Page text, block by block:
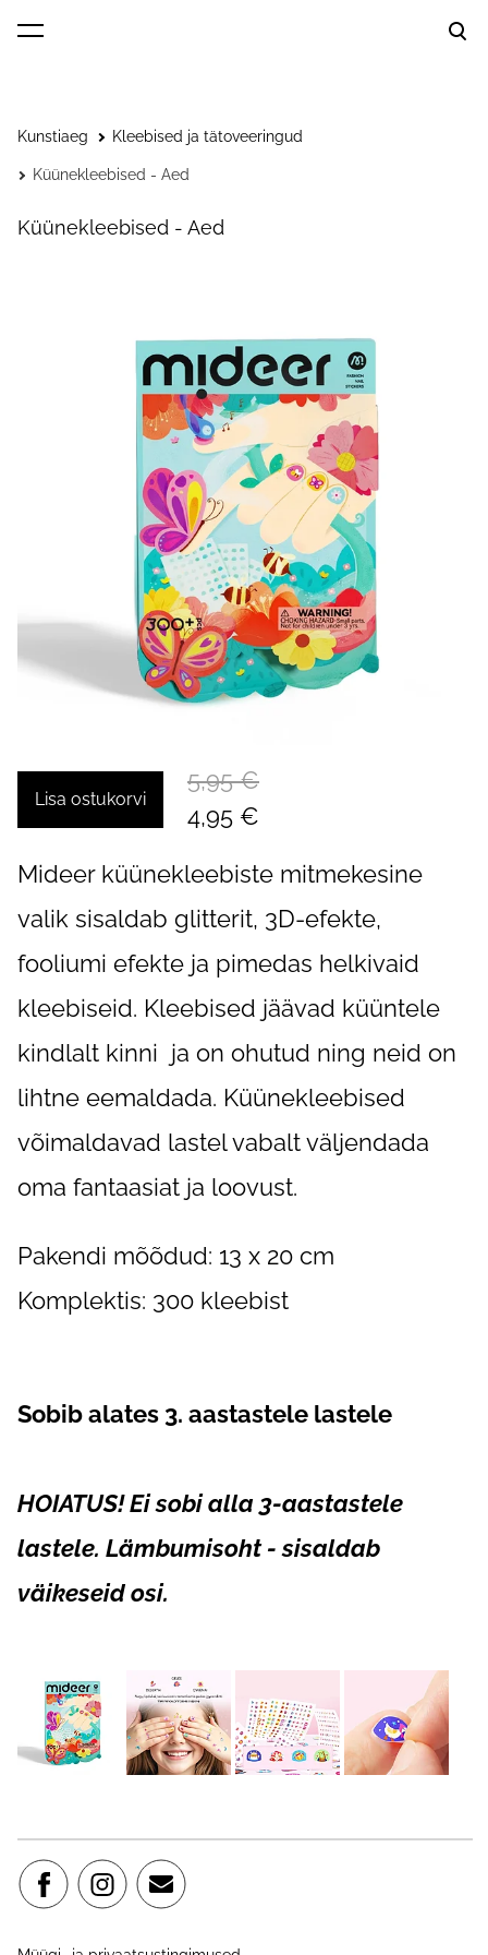
lisati ostukorvi.
Kunstiaeg Kleebised ja tätoveeringud
Küünekleebised - Aed
Küünekleebised - Aed
Lisa ostukorvi
5,95 €
4,95 €
Mideer küünekleebiste mitmekesine
valik sisaldab glitterit, 3D-efekte,
fooliumi efekte ja pimedas helkivaid
kleebiseid. Kleebised jäävad küüntele
kindlalt kinni ja on ohutud ning neid on
lihtne eemaldada. Küünekleebised
võimaldavad lastel vabalt väljendada
oma fantaasiat ja loovust.
Pakendi mõõdud: 13 x 20 cm
Komplektis: 300 kleebist
Sobib alates 3. aastastele lastele
HOIATUS! Ei sobi alla 3-aastastele
lastele. Lämbumisoht - sisaldab
väikeseid osi.